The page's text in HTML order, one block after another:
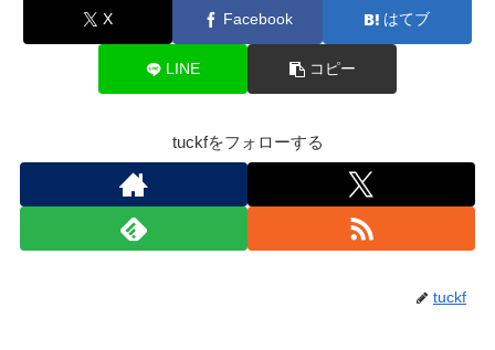
X Facebook はてブ
LINE コピー
tuckfをフォローする
tuckf